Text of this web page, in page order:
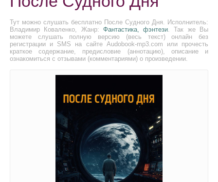
Тут можно слушать бесплатно После Судного Дня. Исполнитель:
Владимир Коваленко, Жанр: Фантастика, фэнтези. Так же Вы
можете слушать полную версию (весь текст) онлайн без
регистрации и SMS на сайте Audobook-mp3.com или прочесть
краткое содержание, предисловие (аннотацию), описание и
ознакомиться с отзывами (комментариями) о произведении.